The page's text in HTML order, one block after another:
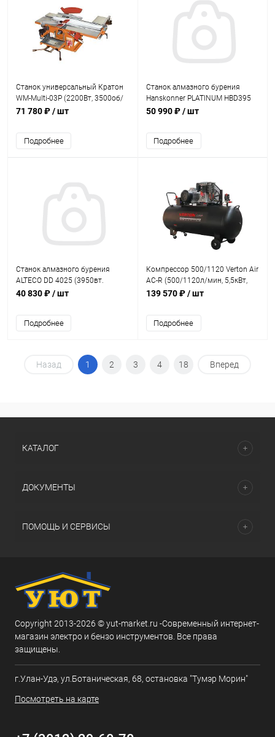
Станок универсальный Кратон
WM-Multi-03P (2200Вт, 3500об/
мин, 70мм,3 ножа)
71 780 ₽/ шт
Подробнее
Станок алмазного бурения
Hanskonner PLATINUM HBD395
(3950вт. 260мм. 600об/мин.,
50 990 ₽/ шт
Подробнее
Станок алмазного бурения
ALTECO DD 4025 (3950вт.
255мм. 580об/мин., мокр.
40 830 ₽/ шт
Подробнее
Компрессор 500/1120 Verton Air
AC-R (500/1120л/мин, 5,5кВт,
380В, 12,5бар, ремен, 2фазн)
139 570 ₽/ шт
Подробнее
Назад 1 2 3 4 18 Вперед
КАТАЛОГ
ДОКУМЕНТЫ
ПОМОЩЬ И СЕРВИСЫ
Copyright 2013-2026 © yut-market.ru -Современный интернет-
магазин электро и бензо инструментов. Все права
защищены.
г.Улан-Удэ, ул.Ботаническая, 68, остановка "Тумэр Морин"
Посмотреть на карте